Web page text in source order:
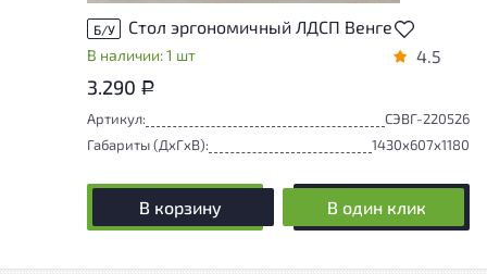
Б/У Стол эргономичный ЛДСП Венге
В наличии: 1 шт 4.5
3.290 Р
Артикул:
СЭВГ-220526
Габариты (ДxГxВ):
1430x607x1180
В корзину В один клик